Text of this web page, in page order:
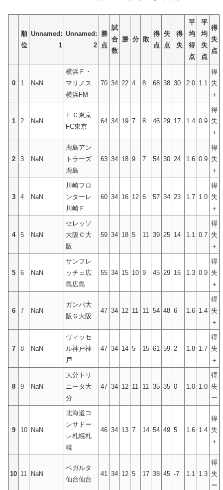
順
位
Unnamed:
1
Unnamed:
2
勝
点
試
合
数
勝 分 敗
得
点
失
点
得
失
平
均
得
点
平
均
失
点
得
失
点
0 1 NaN
横浜Ｆ・
マリノス
横浜FM
70 34 22 4 8 68 38 30 2.0 1.1
得
失
＋
1 2 NaN
ＦＣ東京
FC東京
64 34 19 7 8 46 29 17 1.4 0.9
得
失
＋
2 3 NaN
鹿島アン
トラーズ
鹿島
63 34 18 9 7 54 30 24 1.6 0.9
得
失
＋
3 4 NaN
川崎フロ
ンターレ
川崎Ｆ
60 34 16 12 6 57 34 23 1.7 1.0
得
失
＋
4 5 NaN
セレッソ
大阪Ｃ大
阪
59 34 18 5 11 39 25 14 1.1 0.7
得
失
＋
5 6 NaN
サンフレ
ッチェ広
島広島
55 34 15 10 9 45 29 16 1.3 0.9
得
失
＋
6 7 NaN
ガンバ大
阪Ｇ大阪
47 34 12 11 11 54 48 6 1.6 1.4
得
失
＋
7 8 NaN
ヴィッセ
ル神戸神
戸
47 34 14 5 15 61 59 2 1.8 1.7
得
失
＋
8 9 NaN
大分トリ
ニータ大
分
47 34 12 11 11 35 35 0 1.0 1.0
得
失
ー
9 10 NaN
北海道コ
ンサドー
レ札幌札
幌
46 34 13 7 14 54 49 5 1.6 1.4
得
失
＋
10 11 NaN
ベガルタ
仙台仙台
41 34 12 5 17 38 45 -7 1.1 1.3
得
失
ー